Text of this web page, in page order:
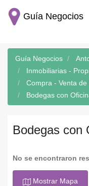
Guía Negocios
Guía Negocios
Inmobiliarias -
Compra - Venta
Bodegas con
Bodegas con
No se encontraron
Mostrar Mapa